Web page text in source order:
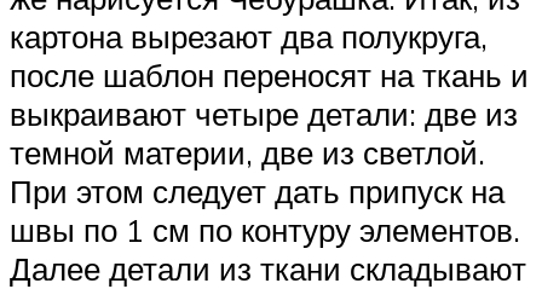
картона вырезают два полукруга,
после шаблон переносят на ткань и
выкраивают четыре детали: две из
темной материи, две из светлой.
При этом следует дать припуск на
швы по 1 см по контуру элементов.
Далее детали из ткани складывают